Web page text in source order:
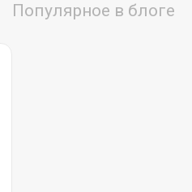
Популярное в блоге